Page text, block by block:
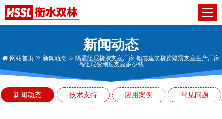
新闻动态
网站首页 新闻动态
隔震阻尼橡胶支座厂家 铅芯建筑橡胶隔震支座生产厂家
高阻尼变刚度支座多少钱
新闻动态 技术支持 应用案例 常见问题